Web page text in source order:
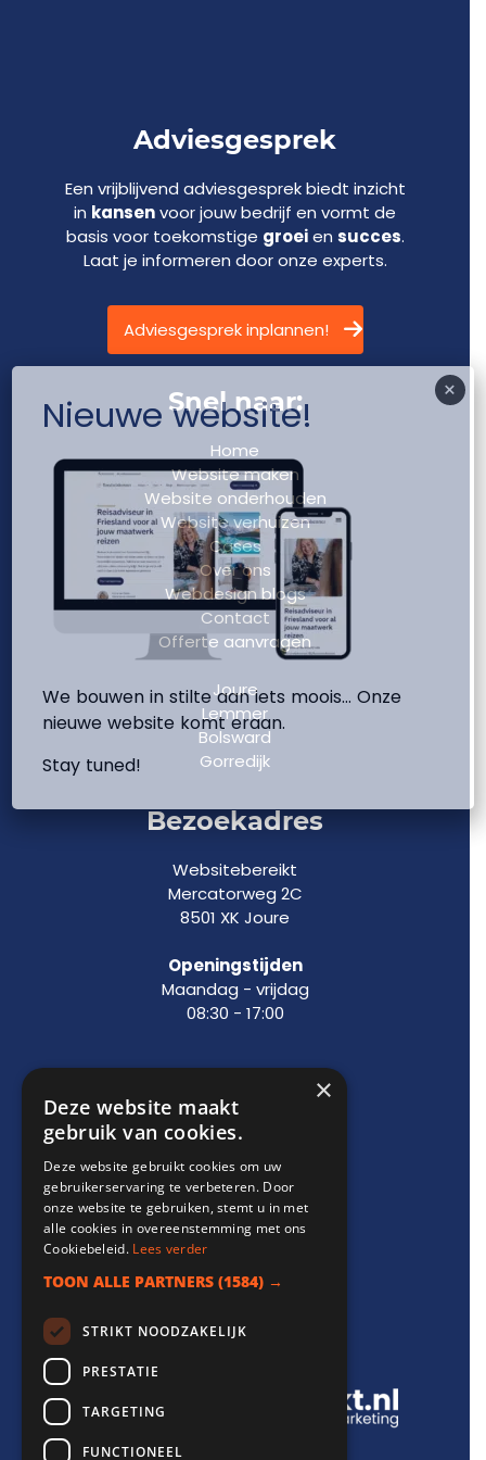
Adviesgesprek
Een vrijblijvend adviesgesprek biedt inzicht
in kansenvoor jouw bedrijf en vormt de
basis voor toekomstige groeien succes.
Laat je informeren door onze experts.
Adviesgesprek inplannen!
Snel naar:
Home
Website maken
Website onderhouden
Website verhuizen
Cases
Over ons
Webdesign blogs
Contact
Offerte aanvragen
Joure
Lemmer
Bolsward
Gorredijk
Bezoekadres
Websitebereikt
Mercatorweg 2C
8501 XK Joure
Openingstijden
Maandag - vrijdag
08:30 - 17:00
Support
info@websitebereikt.nl
085-8209770
Nieuwe website!
We bouwen in stilte aan iets moois… Onze
nieuwe website komt eraan.
Stay tuned!
×
×
Deze website maakt
gebruik van cookies.
Deze website gebruikt cookies om uw
gebruikerservaring te verbeteren. Door
onze website te gebruiken, stemt u in met
alle cookies in overeenstemming met ons
Cookiebeleid. Lees verder
TOON ALLE PARTNERS (1584) →
STRIKT NOODZAKELIJK
PRESTATIE
TARGETING
FUNCTIONEEL